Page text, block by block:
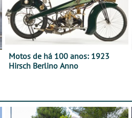
Motos de há 100 anos: 1923
Hirsch Berlino Anno